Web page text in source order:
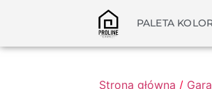
PALETA
Strona główna /